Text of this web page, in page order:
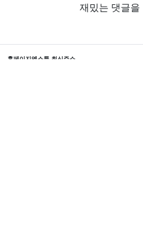
재밌는 댓글을
홈페이지엑스툰 최신주소